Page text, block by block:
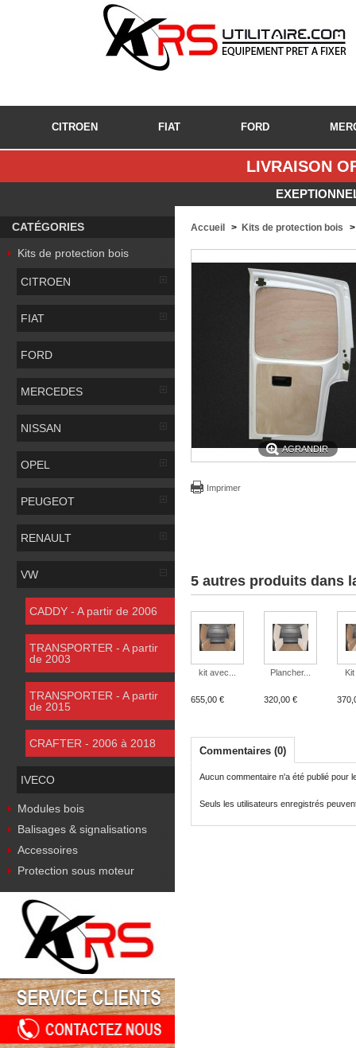
CITROEN FIAT FORD
LIVRAISON
CATÉGORIES
Kits de protection bois
CITROEN
FIAT
FORD
MERCEDES
NISSAN
OPEL
PEUGEOT
RENAULT
VW
CADDY - A partir de 2006
TRANSPORTER - A partir
de 2003
TRANSPORTER - A partir
de 2015
CRAFTER - 2006 à 2018
IVECO
Modules bois
Balisages & signalisations
Accessoires
Protection sous moteur
Accueil > Kits de protection bois >
AGRANDIR
Imprimer
5 autres produits dans
kit avec...
655,00 €
Plancher...
320,00 €
Commentaires (0)
Aucun commentaire n'a été publié pour
Seuls les utilisateurs enregistrés